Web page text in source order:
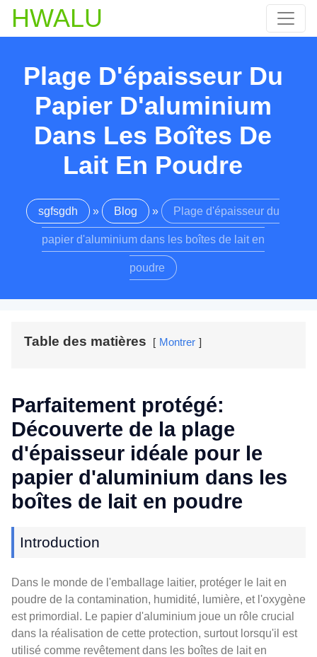
HWALU
Plage D'épaisseur Du
Papier D'aluminium
Dans Les Boîtes De
Lait En Poudre
sgfsgdh » Blog » Plage d'épaisseur du
papier d'aluminium dans les boîtes de lait en
poudre
Table des matières Montrer
Parfaitement protégé:
Découverte de la plage
d'épaisseur idéale pour le
papier d'aluminium dans les
boîtes de lait en poudre
Introduction
Dans le monde de l'emballage laitier, protéger le lait en
poudre de la contamination, humidité, lumière, et l'oxygène
est primordial. Le papier d'aluminium joue un rôle crucial
dans la réalisation de cette protection, surtout lorsqu'il est
utilisé comme revêtement dans les boîtes de lait en